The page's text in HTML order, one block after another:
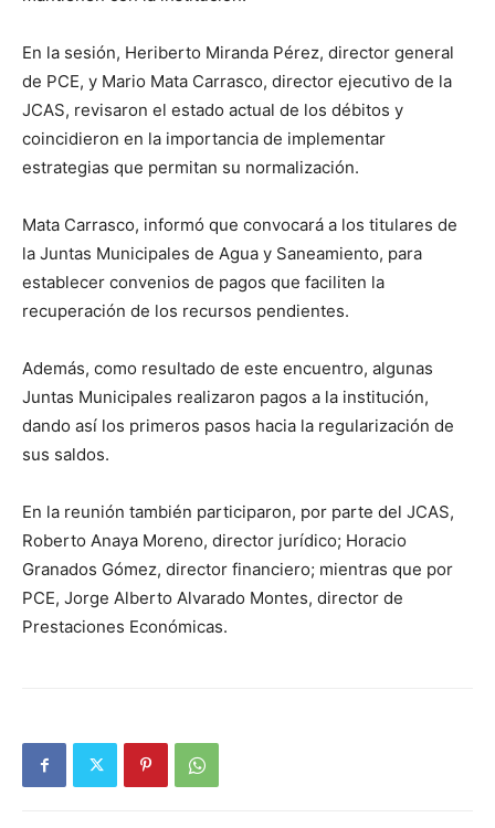
En la sesión, Heriberto Miranda Pérez, director general
de PCE, y Mario Mata Carrasco, director ejecutivo de la
JCAS, revisaron el estado actual de los débitos y
coincidieron en la importancia de implementar
estrategias que permitan su normalización.
Mata Carrasco, informó que convocará a los titulares de
la Juntas Municipales de Agua y Saneamiento, para
establecer convenios de pagos que faciliten la
recuperación de los recursos pendientes.
Además, como resultado de este encuentro, algunas
Juntas Municipales realizaron pagos a la institución,
dando así los primeros pasos hacia la regularización de
sus saldos.
En la reunión también participaron, por parte del JCAS,
Roberto Anaya Moreno, director jurídico; Horacio
Granados Gómez, director financiero; mientras que por
PCE, Jorge Alberto Alvarado Montes, director de
Prestaciones Económicas.